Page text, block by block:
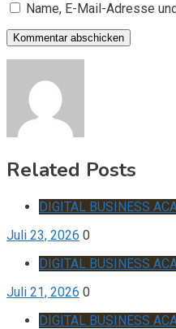
Name, E-Mail-Adresse
Related Posts
DIGITAL BUSINESS
Juli 23, 2026 0
DIGITAL BUSINESS
Juli 21, 2026 0
DIGITAL BUSINESS